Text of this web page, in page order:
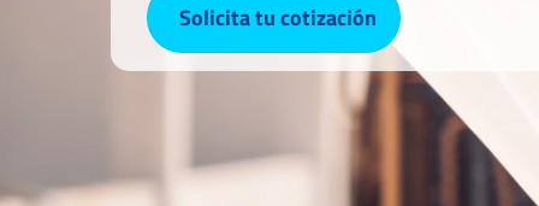
Solicita tu cotización